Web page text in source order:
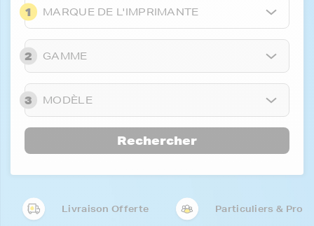
1 MARQUE DE L'IMPRIMANTE
2 GAMME
3 MODÈLE
Rechercher
Livraison Offerte Particuliers & Pro